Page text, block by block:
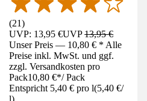
(21)
UVP: 13,95 €UVP13,95 €
Unser Preis — 10,80 € * Alle
Preise inkl. MwSt. und ggf.
zzgl. Versandkosten pro
Pack10,80 €*/ Pack
Entspricht 5,40 € pro l(5,40 €/
l)